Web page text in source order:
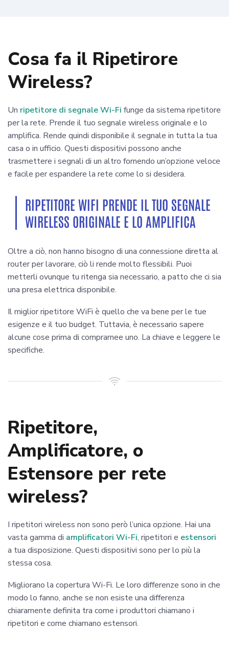
Cosa fa il Ripetirore
Wireless?
Un ripetitore di segnale Wi-Fi funge da sistema ripetitore
per la rete. Prende il tuo segnale wireless originale e lo
amplifica. Rende quindi disponibile il segnale in tutta la tua
casa o in ufficio. Questi dispositivi possono anche
trasmettere i segnali di un altro fornendo un’opzione veloce
e facile per espandere la rete come lo si desidera.
RIPETITORE WIFI PRENDE IL TUO SEGNALE
WIRELESS ORIGINALE E LO AMPLIFICA
Oltre a ciò, non hanno bisogno di una connessione diretta al
router per lavorare, ciò li rende molto flessibili. Puoi
metterli ovunque tu ritenga sia necessario, a patto che ci sia
una presa elettrica disponibile.
Il miglior ripetitore WiFi è quello che va bene per le tue
esigenze e il tuo budget. Tuttavia, è necessario sapere
alcune cose prima di comprarnee uno. La chiave e leggere le
specifiche.
Ripetitore,
Amplificatore, o
Estensore per rete
wireless?
I ripetitori wireless non sono però l’unica opzione. Hai una
vasta gamma di amplificatori Wi-Fi, ripetitori e estensori
a tua disposizione. Questi dispositivi sono per lo più la
stessa cosa.
Migliorano la copertura Wi-Fi. Le loro differenze sono in che
modo lo fanno, anche se non esiste una differenza
chiaramente definita tra come i produttori chiamano i
ripetitori e come chiamano estensori.